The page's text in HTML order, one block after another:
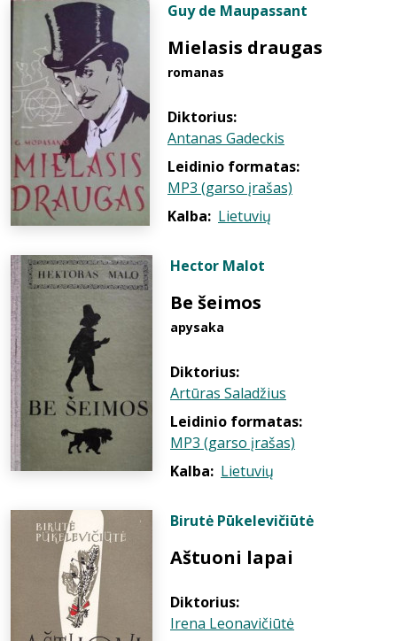
Guy de Maupassant
Mielasis draugas
romanas
Diktorius:
Antanas Gadeckis
Leidinio formatas:
MP3 (garso įrašas)
Kalba: Lietuvių
Hector Malot
Be šeimos
apysaka
Diktorius:
Artūras Saladžius
Leidinio formatas:
MP3 (garso įrašas)
Kalba: Lietuvių
Birutė Pūkelevičiūtė
Aštuoni lapai
Diktorius:
Irena Leonavičiūtė